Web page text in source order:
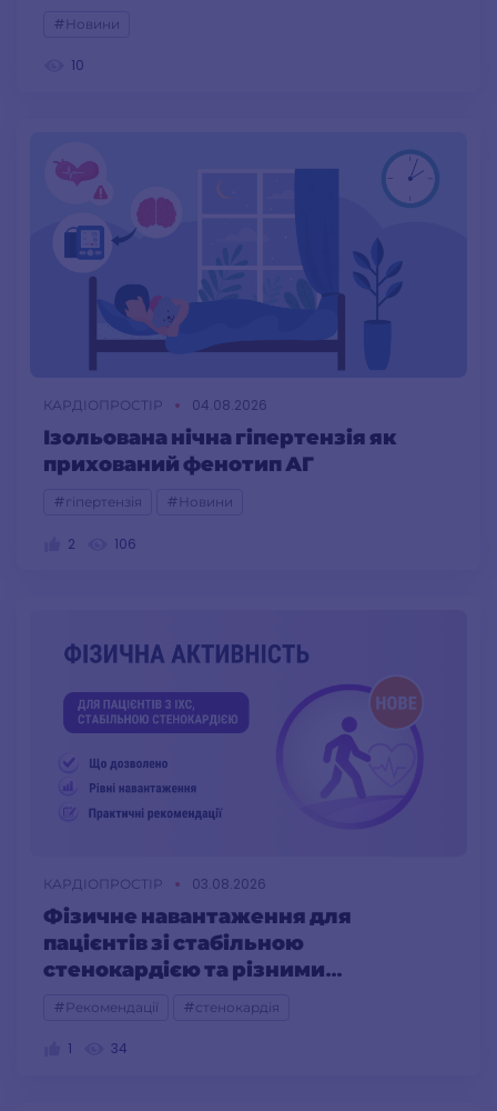
#Новини
10
КАРДІОПРОСТІР 04.08.2026
Ізольована нічна гіпертензія як
прихований фенотип АГ
#гіпертензія #Новини
2 106
КАРДІОПРОСТІР 03.08.2026
Фізичне навантаження для
пацієнтів зі стабільною
стенокардією та різними
функціональними класами
#Рекомендації #стенокардія
1 34